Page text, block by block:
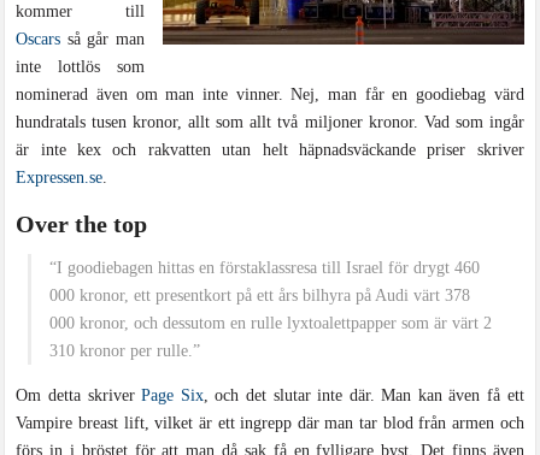
kommer till
Oscars så går man
inte lottlös som
nominerad även om man inte vinner. Nej, man får en goodiebag värd
hundratals tusen kronor, allt som allt två miljoner kronor. Vad som ingår
är inte kex och rakvatten utan helt häpnadsväckande priser skriver
Expressen.se
Over the top
“I goodiebagen hittas en förstaklassresa till Israel för drygt 460
000 kronor, ett presentkort på ett års bilhyra på Audi värt 378
000 kronor, och dessutom en rulle lyxtoalettpapper som är värt 2
310 kronor per rulle.”
Om detta skriverPage Six, och det slutar inte där. Man kan även få ett
Vampire breast lift, vilket är ett ingrepp där man tar blod från armen och
förs in i bröstet för att man då sak få en fylligare byst. Det finns även